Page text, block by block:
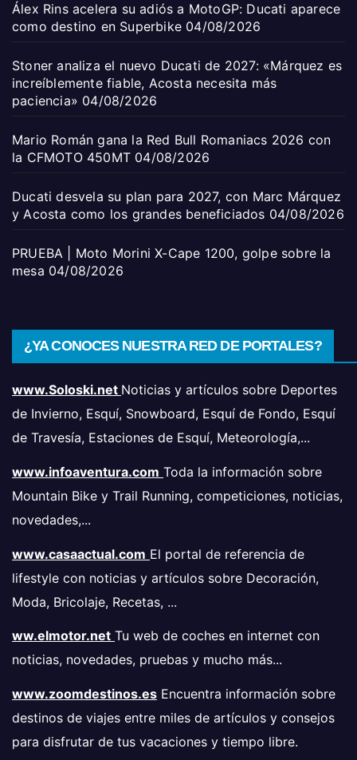
Álex Rins acelera su adiós a MotoGP: Ducati aparece
como destino en Superbike 04/08/2026
Stoner analiza el nuevo Ducati de 2027: «Márquez es
increíblemente fiable, Acosta necesita más
paciencia» 04/08/2026
Mario Román gana la Red Bull Romaniacs 2026 con
la CFMOTO 450MT 04/08/2026
Ducati desvela su plan para 2027, con Marc Márquez
y Acosta como los grandes beneficiados 04/08/2026
PRUEBA | Moto Morini X-Cape 1200, golpe sobre la
mesa 04/08/2026
¿YA CONOCES NUESTRA RED DE PORTALES?
www.Soloski.net Noticias y artículos sobre Deportes
de Invierno, Esquí, Snowboard, Esquí de Fondo, Esquí
de Travesía, Estaciones de Esquí, Meteorología,...
www.infoaventura.com Toda la información sobre
Mountain Bike y Trail Running, competiciones, noticias,
novedades,...
www.casaactual.com El portal de referencia de
lifestyle con noticias y artículos sobre Decoración,
Moda, Bricolaje, Recetas, ...
ww.elmotor.net Tu web de coches en internet con
noticias, novedades, pruebas y mucho más...
www.zoomdestinos.es Encuentra información sobre
destinos de viajes entre miles de artículos y consejos
para disfrutar de tus vacaciones y tiempo libre.